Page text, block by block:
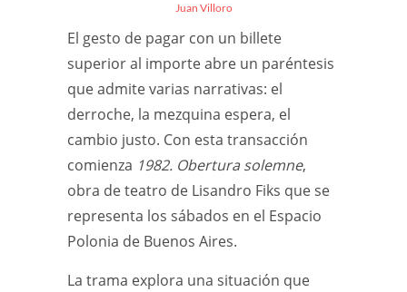
Juan Villoro
El gesto de pagar con un billete
superior al importe abre un paréntesis
que admite varias narrativas: el
derroche, la mezquina espera, el
cambio justo. Con esta transacción
comienza 1982. Obertura solemne,
obra de teatro de Lisandro Fiks que se
representa los sábados en el Espacio
Polonia de Buenos Aires.
La trama explora una situación que